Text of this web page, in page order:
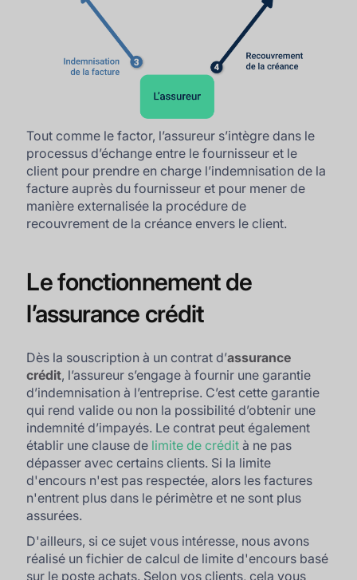
Tout comme le factor, l’assureur s’intègre dans le
processus d’échange entre le fournisseur et le
client pour prendre en charge l’indemnisation de la
facture auprès du fournisseur et pour mener de
manière externalisée la procédure de
recouvrement de la créance envers le client.
Le fonctionnement de
l’assurance crédit
Dès la souscription à un contrat d’assurance
crédit, l’assureur s’engage à fournir une garantie
d’indemnisation à l’entreprise. C’est cette garantie
qui rend valide ou non la possibilité d’obtenir une
indemnité d’impayés. Le contrat peut également
établir une clause de limite de crédit à ne pas
dépasser avec certains clients. Si la limite
d'encours n'est pas respectée, alors les factures
n'entrent plus dans le périmètre et ne sont plus
assurées.
D'ailleurs, si ce sujet vous intéresse, nous avons
réalisé un fichier de calcul de limite d'encours basé
sur le poste achats. Selon vos clients, cela vous